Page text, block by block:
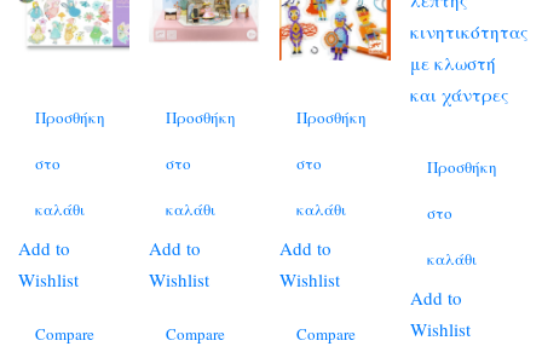
Προσθήκη
στο
καλάθι
Add to
Wishlist
Compare
Προσθήκη
στο
καλάθι
Add to
Wishlist
Compare
Προσθήκη
στο
καλάθι
Add to
Wishlist
Compare
Προσθήκη
στο
καλάθι
Add to
Wishlist